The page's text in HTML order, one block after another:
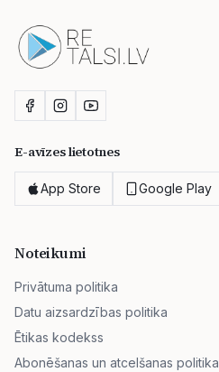
E-avīzes lietotnes
App Store Google Play
Noteikumi
Privātuma politika
Datu aizsardzības politika
Ētikas kodekss
Abonēšanas un atcelšanas politika